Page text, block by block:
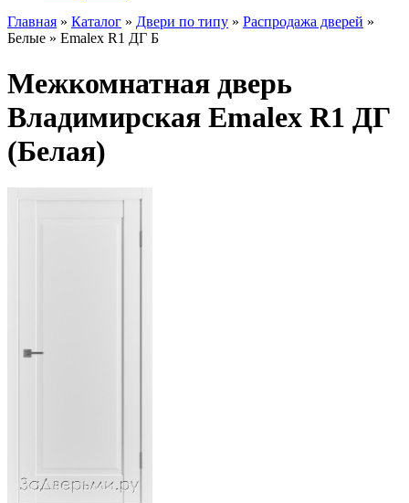
Главная » Каталог » Двери по типу » Распродажа дверей »
Белые » Emalex R1 ДГ Б
Межкомнатная дверь
Владимирская Emalex R1 ДГ
(Белая)